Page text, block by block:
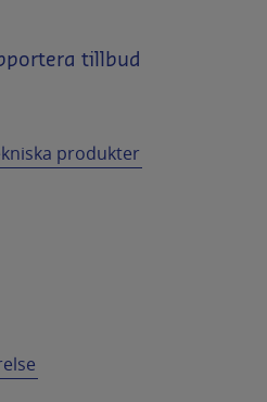
tillbud
produkter